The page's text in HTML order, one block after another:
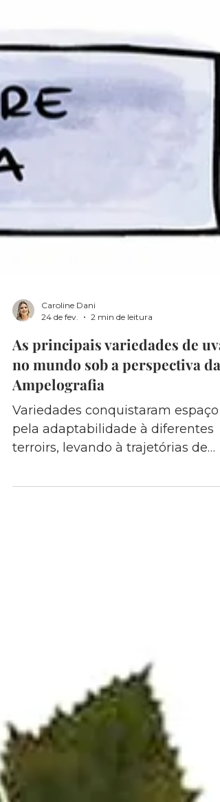
24 de fev.
2 min de leitura
As principais variedades de uva
no mundo sob a perspectiva da
Ampelografia
Variedades conquistaram espaço
pela adaptabilidade à diferentes
sucesso ligadas a tradição e